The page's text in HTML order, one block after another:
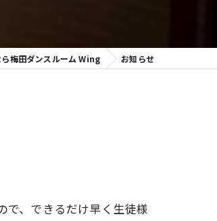
梅田ダンスルーム Wing お知らせ
で、できるだけ早く生徒様